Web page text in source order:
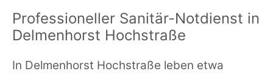
Professioneller Sanitär-Notdienst in
Delmenhorst Hochstraße
In Delmenhorst Hochstraße leben etwa